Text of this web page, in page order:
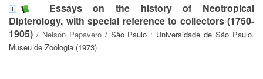
Essays on the history of Neotropical
Dipterology, with special reference to collectors (1750-
1905) / Nelson Papavero/ Sâo Paulo : Universidade de Sâo Paulo.
Museu de Zoologia (1973)